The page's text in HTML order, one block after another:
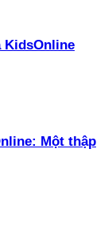
KidsOnline
Một thập